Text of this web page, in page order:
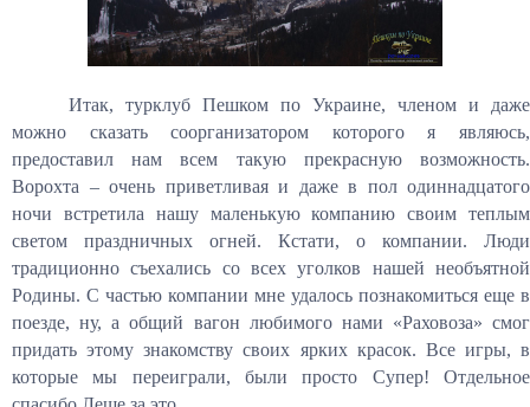
Итак, турклуб Пешком по Украине, членом и даже
можно сказать соорганизатором которого я являюсь,
предоставил нам всем такую прекрасную возможность.
Ворохта – очень приветливая и даже в пол одиннадцатого
ночи встретила нашу маленькую компанию своим теплым
светом праздничных огней. Кстати, о компании. Люди
традиционно съехались со всех уголков нашей необъятной
Родины. С частью компании мне удалось познакомиться еще в
поезде, ну, а общий вагон любимого нами «Раховоза» смог
придать этому знакомству своих ярких красок. Все игры, в
которые мы переиграли, были просто Супер! Отдельное